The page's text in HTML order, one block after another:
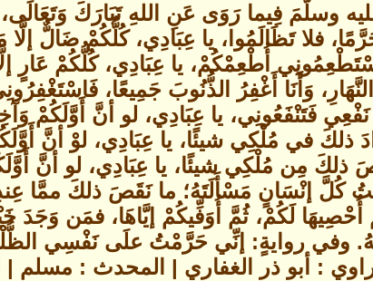
وسلَّمَ فِيما رَوَى عَنِ اللهِ تَبَارَكَ
فلا تَظَالَمُوا، يا عِبَادِي، كُلُّكُمْ ضَالٌّ
أُطْعِمْكُمْ، يا عِبَادِي، كُلُّكُمْ عَارٍ
وَأَنَا أَغْفِرُ الذُّنُوبَ جَمِيعًا،
فَتَنْفَعُونِي، يا عِبَادِي، لو أنَّ أَوَّلَكُمْ
ذلكَ في مُلْكِي شيئًا، يا عِبَادِي، لوْ أنَّ
مِن مُلْكِي شيئًا، يا عِبَادِي، لو أنَّ
كُلَّ إنْسَانٍ مَسْأَلَتَهُ؛ ما نَقَصَ ذلكَ ممَّا
أُحْصِيهَا لَكُمْ، ثُمَّ أُوَفِّيكُمْ إيَّاهَا، فمَن وَجَدَ
وفي روايةٍ: إنِّي حَرَّمْتُ علَى نَفْسِي
: أبو ذر الغفاري | المحدث :